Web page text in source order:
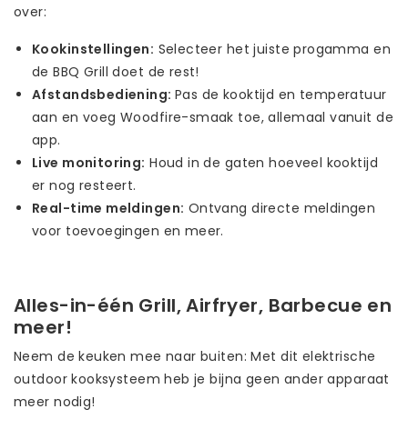
over:
Kookinstellingen: Selecteer het juiste progamma en
de BBQ Grill doet de rest!
Afstandsbediening: Pas de kooktijd en temperatuur
aan en voeg Woodfire-smaak toe, allemaal vanuit de
app.
Live monitoring: Houd in de gaten hoeveel kooktijd
er nog resteert.
Real-time meldingen: Ontvang directe meldingen
voor toevoegingen en meer.
Alles-in-één Grill, Airfryer, Barbecue en
meer!
Neem de keuken mee naar buiten: Met dit elektrische
outdoor kooksysteem heb je bijna geen ander apparaat
meer nodig!